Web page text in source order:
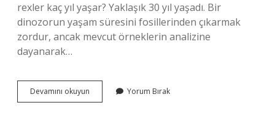
rexler kaç yıl yaşar? Yaklaşık 30 yıl yaşadı. Bir
dinozorun yaşam süresini fosillerinden çıkarmak
zordur, ancak mevcut örneklerin analizine
dayanarak…
Devamını okuyun
Rex
Yorum Bırak